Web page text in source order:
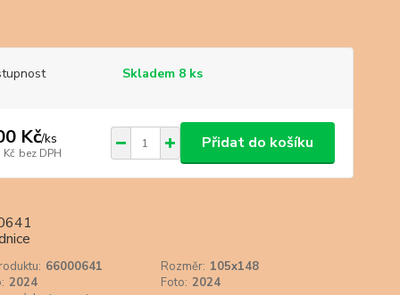
Skladem 8 ks
Kč/ks
Kč bez DPH
Přidat do košíku
66000641 Rozměr: 105x148
2024 Foto: 2024